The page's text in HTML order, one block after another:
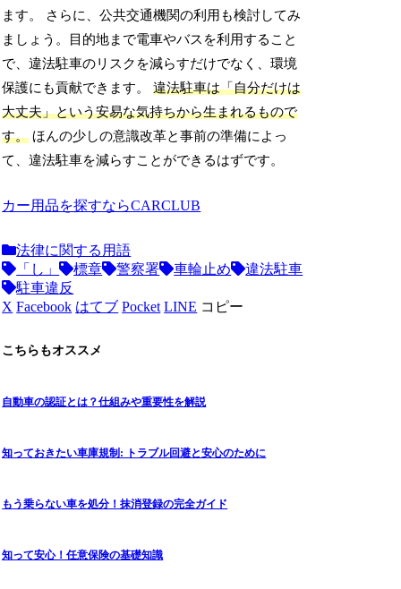
ます。 さらに、公共交通機関の利用も検討してみ
ましょう。目的地まで電車やバスを利用すること
で、違法駐車のリスクを減らすだけでなく、環境
保護にも貢献できます。違法駐車は「自分だけは
大丈夫」という安易な気持ちから生まれるもので
す。 ほんの少しの意識改革と事前の準備によっ
て、違法駐車を減らすことができるはずです。
カー用品を探すならCARCLUB
法律に関する用語
「し」
標章 警察署 車輪止め
違法駐車
駐車違反
X Facebook はてブ Pocket LINE コピー
こちらもオススメ
自動車の認証とは？仕組みや重要性を解説
知っておきたい車庫規制: トラブル回避と安心のために
もう乗らない車を処分！抹消登録の完全ガイド
知って安心！任意保険の基礎知識